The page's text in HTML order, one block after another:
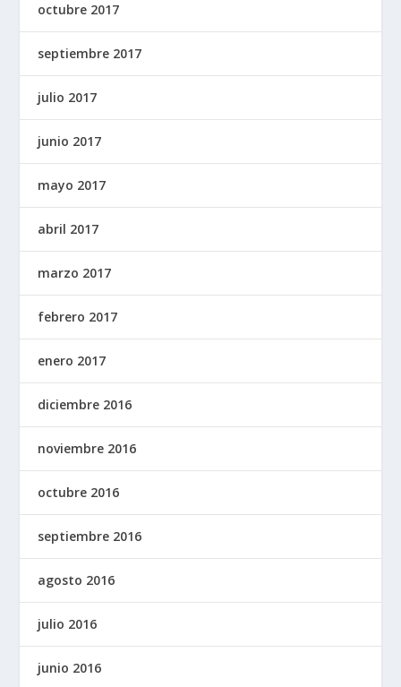
octubre 2017
septiembre 2017
julio 2017
junio 2017
mayo 2017
abril 2017
marzo 2017
febrero 2017
enero 2017
diciembre 2016
noviembre 2016
octubre 2016
septiembre 2016
agosto 2016
julio 2016
junio 2016